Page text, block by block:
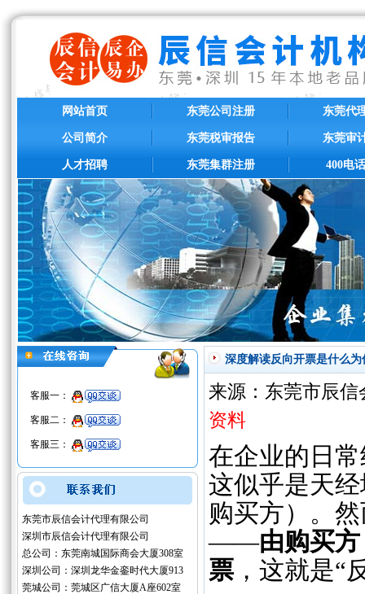
网站首页
公司简介
人才招聘
东莞公司注册
东莞税审报告
东莞集群注册
东莞代
东莞审
400电
客服一：
客服二：
客服三：
东莞市辰信会计代理有限公司
深圳市辰信会计代理有限公司
总公司：东莞南城国际商会大厦308室
深圳公司：深圳龙华金銮时代大厦913
莞城公司：莞城区广信大厦A座602室
深度解读反向开票是什么
来源：东莞市辰
资料
在企业的日
这似乎是天
购买方）。
——由购买
票，这就是“